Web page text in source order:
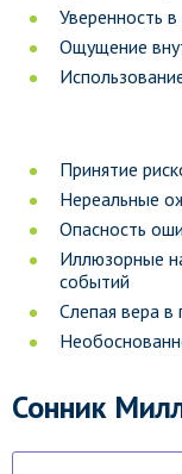
Уверенность
Ощущение
Принятие
Нереальные
Опасность
Иллюзорные
событий
Слепая вера в
Сонник